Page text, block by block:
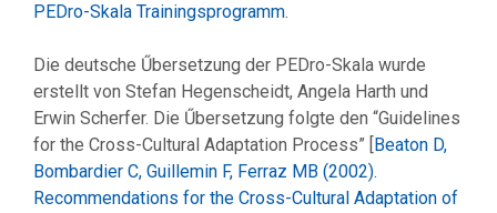
PEDro-Skala Trainingsprogramm.
Die deutsche Űbersetzung der PEDro-Skala wurde
erstellt von Stefan Hegenscheidt, Angela Harth und
Erwin Scherfer. Die Űbersetzung folgte den “Guidelines
for the Cross-Cultural Adaptation Process” [
Beaton D,
Bombardier C, Guillemin F, Ferraz MB (2002).
Recommendations for the Cross-Cultural Adaptation of